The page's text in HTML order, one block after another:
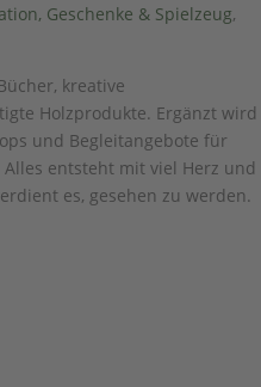
Geschenke & Spielzeug,
kreative
Holzprodukte. Ergänzt wird
und Begleitangebote für
entsteht mit viel Herz und
es, gesehen zu werden.